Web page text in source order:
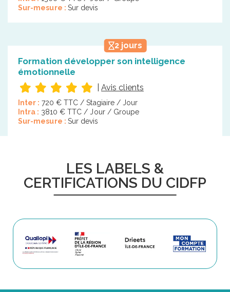
Sur-mesure : Sur devis
2 jours
Formation développer son intelligence
émotionnelle
Avis clients
Inter : 720 € TTC / Stagiaire / Jour
Intra : 3810 € TTC / Jour / Groupe
Sur-mesure : Sur devis
LES LABELS &
CERTIFICATIONS DU CIDFP